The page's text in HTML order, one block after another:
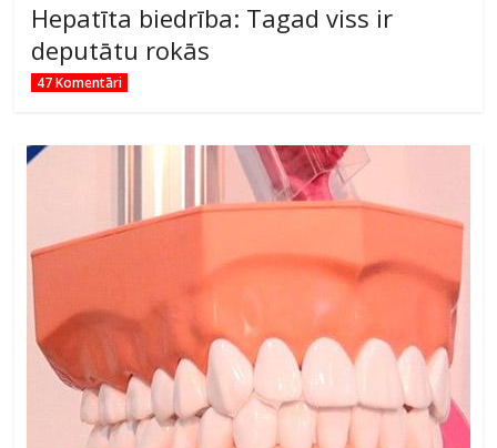
Hepatīta biedrība: Tagad viss ir
deputātu rokās
47 Komentāri